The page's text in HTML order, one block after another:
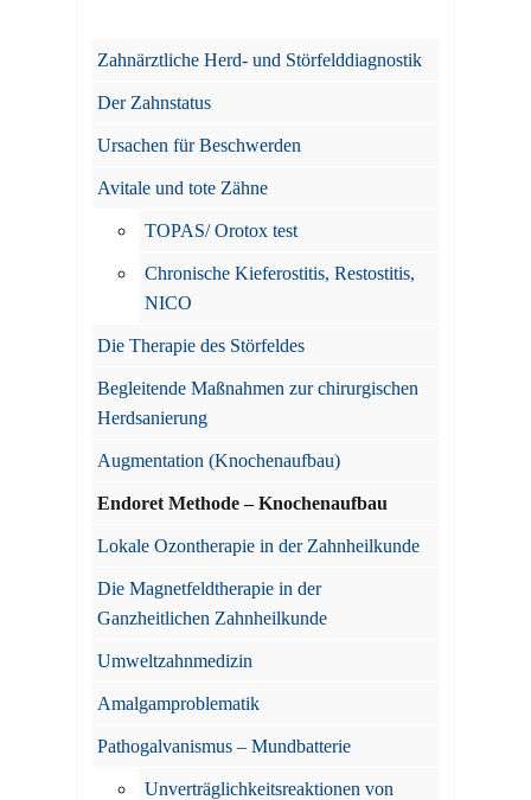
Zahnärztliche Herd- und Störfelddiagnostik
Der Zahnstatus
Ursachen für Beschwerden
Avitale und tote Zähne
TOPAS/ Orotox test
Chronische Kieferostitis, Restostitis,
NICO
Die Therapie des Störfeldes
Begleitende Maßnahmen zur chirurgischen
Herdsanierung
Augmentation (Knochenaufbau)
Endoret Methode – Knochenaufbau
Lokale Ozontherapie in der Zahnheilkunde
Die Magnetfeldtherapie in der
Ganzheitlichen Zahnheilkunde
Umweltzahnmedizin
Amalgamproblematik
Pathogalvanismus – Mundbatterie
Unverträglichkeitsreaktionen von